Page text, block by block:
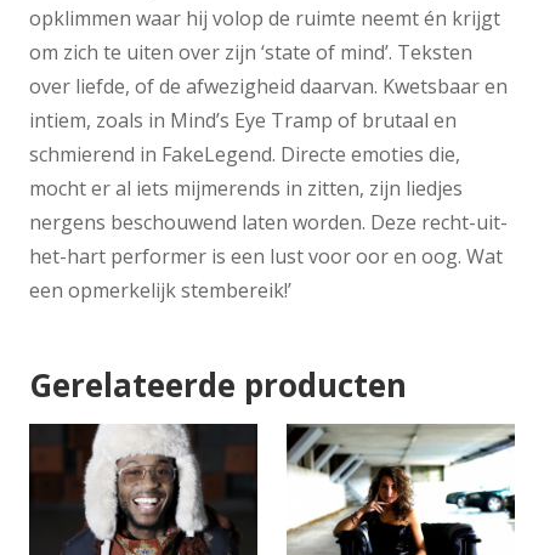
opklimmen waar hij volop de ruimte neemt én krijgt
om zich te uiten over zijn ‘state of mind’. Teksten
over liefde, of de afwezigheid daarvan. Kwetsbaar en
intiem, zoals in Mind’s Eye Tramp of brutaal en
schmierend in FakeLegend. Directe emoties die,
mocht er al iets mijmerends in zitten, zijn liedjes
nergens beschouwend laten worden. Deze recht-uit-
het-hart performer is een lust voor oor en oog. Wat
een opmerkelijk stembereik!’
Gerelateerde producten